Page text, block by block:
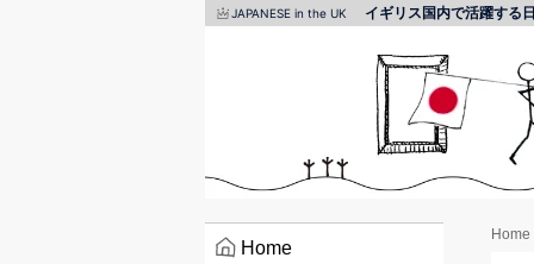
JAPANESE in the UK イギリス国内で活躍する
Home
Home